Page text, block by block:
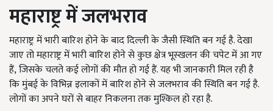
महाराष्ट्र में जलभराव
महाराष्ट्र में भारी बारिश होने के बाद दिल्ली के जैसी स्थिति बन गई है. देखा
जाए तो महाराष्ट्र में भारी बारिश होने से कुछ क्षेत्र भूस्खलन की चपेट में आ गए
हैं, जिसके चलते कई लोगों की मौत हो गई हैं. यह भी जानकारी मिल रही है
कि मुंबई के विभिन्न इलाकों में बारिश होने से जलभराव की स्थिति बन गई है.
लोगों का अपने घरों से बाहर निकलना तक मुश्किल हो रहा है.